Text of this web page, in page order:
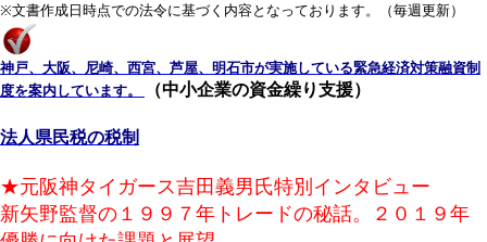
※文書作成日時点での法令に基づく内容となっております。（毎週更新）
神戸、大阪、尼崎、西宮、芦屋、明石市が実施している緊急経済対策融資制
度を案内しています。
（中小企業の資金繰り支援）
法人県民税の税制
★元阪神タイガース吉田義男氏特別インタビュー
新矢野監督の１９９７年トレードの秘話。２０１９年